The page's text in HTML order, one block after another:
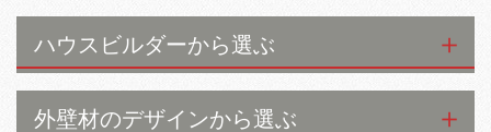
ハウスビルダーから選ぶ
外壁材のデザインから選ぶ